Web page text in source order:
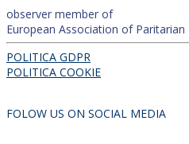
observer member of
European Association of Paritarian
POLITICA GDPR
POLITICA COOKIE
FOLOW US ON SOCIAL MEDIA